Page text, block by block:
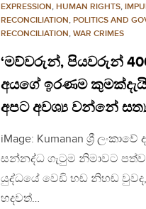
EXPRESSION, HUMAN RIGHTS,
RECONCILIATION, POLITICS AND
RECONCILIATION, WAR CRIMES
‘මව්වරුන්, පියවරුන්
අයගේ ඉරණම
අපට අවශ්‍ය වන්නේ
iMage: Kumanan ශ්‍රී
සන්නද්ධ ගැටුම නිමාවට පත්ව
යුද්ධයේ වෙඩි හඬ නිහඬ
හදවත්…